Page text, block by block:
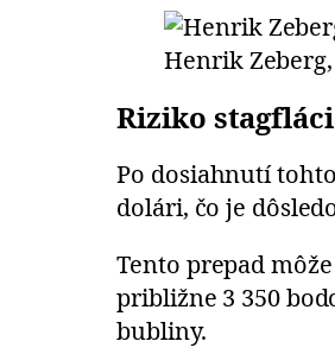
Henrik
Riziko
Po dosiahnutí
dolári, čo je
Tento prepad
približne 3 350
bubliny.